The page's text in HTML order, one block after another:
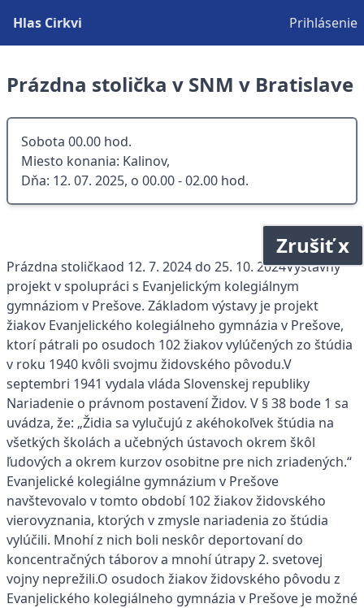
Hlas Cirkvi Prihlásenie
Prázdna stolička v SNM v Bratislave
Sobota 00.00 hod.
Miesto konania: Kalinov,
Dňa: 12. 07. 2025, o 00.00 - 02.00 hod.
Zrušiť x
Prázdna stoličkaod 12. 7. 2024 do 25. 10. 2024Výstavný
projekt v spolupráci s Evanjelickým kolegiálnym
gymnáziom v Prešove. Základom výstavy je projekt
žiakov Evanjelického kolegiálneho gymnázia v Prešove,
ktorí pátrali po osudoch 102 žiakov vylúčených zo štúdia
v roku 1940 kvôli svojmu židovského pôvodu.V
septembri 1941 vydala vláda Slovenskej republiky
Nariadenie o právnom postavení Židov. V § 38 bode 1 sa
uvádza, že: „Židia sa vylučujú z akéhokoľvek štúdia na
všetkých školách a učebných ústavoch okrem škôl
ľudových a okrem kurzov osobitne pre nich zriadených.“
Evanjelické kolegiálne gymnázium v Prešove
navštevovalo v tomto období 102 žiakov židovského
vierovyznania, ktorých v zmysle nariadenia zo štúdia
vylúčili. Mnohí z nich boli neskôr deportovaní do
koncentračných táborov a mnohí útrapy 2. svetovej
vojny neprežili.O osudoch žiakov židovského pôvodu z
Evanjelického kolegiálneho gymnázia v Prešove je možné